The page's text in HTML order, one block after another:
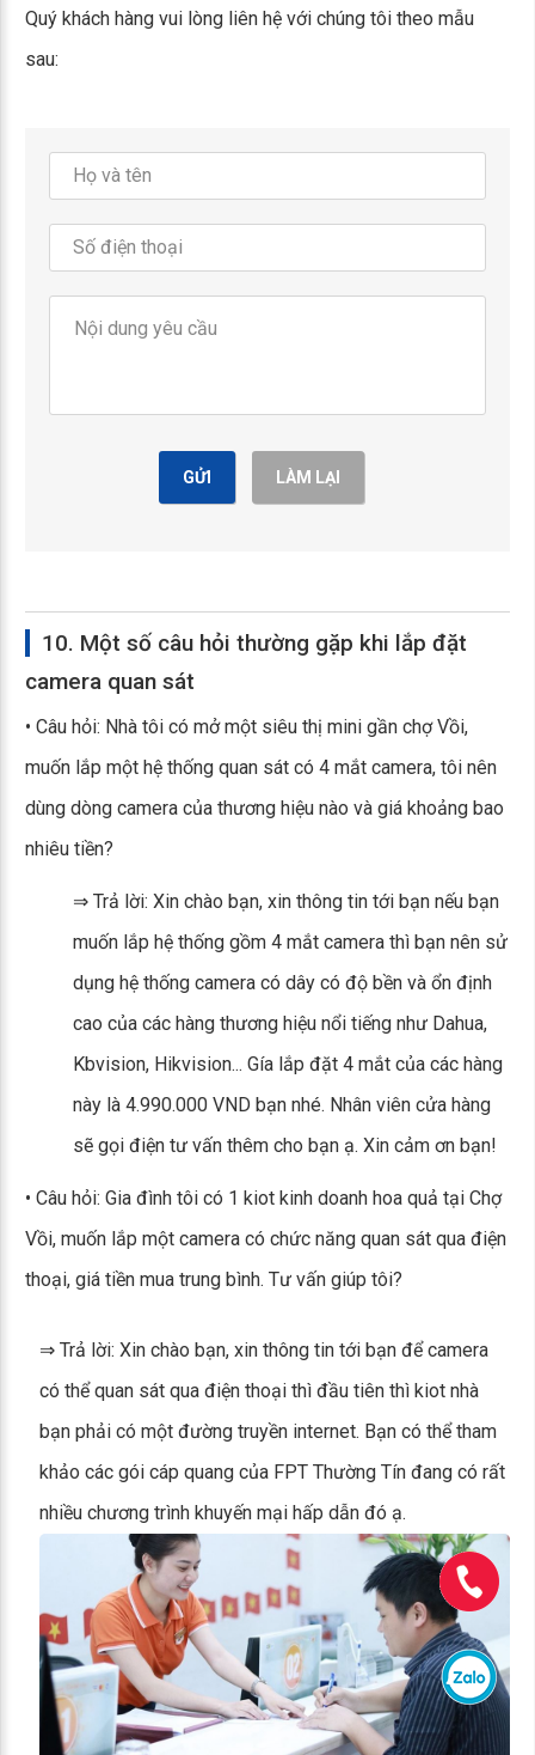
Quý khách hàng vui lòng liên hệ với chúng tôi theo mẫu
sau:
GỬI LÀM LẠI
10. Một số câu hỏi thường gặp khi lắp đặt
camera quan sát
• Câu hỏi: Nhà tôi có mở một siêu thị mini gần chợ Vồi,
muốn lắp một hệ thống quan sát có 4 mắt camera, tôi nên
dùng dòng camera của thương hiệu nào và giá khoảng bao
nhiêu tiền?
⇒ Trả lời: Xin chào bạn, xin thông tin tới bạn nếu bạn
muốn lắp hệ thống gồm 4 mắt camera thì bạn nên sử
dụng hệ thống camera có dây có độ bền và ổn định
cao của các hàng thương hiệu nổi tiếng như Dahua,
Kbvision, Hikvision... Gía lắp đặt 4 mắt của các hàng
này là 4.990.000 VND bạn nhé. Nhân viên cửa hàng
sẽ gọi điện tư vấn thêm cho bạn ạ. Xin cảm ơn bạn!
• Câu hỏi: Gia đình tôi có 1 kiot kinh doanh hoa quả tại Chợ
Vồi, muốn lắp một camera có chức năng quan sát qua điện
thoại, giá tiền mua trung bình. Tư vấn giúp tôi?
⇒ Trả lời: Xin chào bạn, xin thông tin tới bạn để camera
có thể quan sát qua điện thoại thì đầu tiên thì kiot nhà
bạn phải có một đường truyền internet. Bạn có thể tham
khảo các gói cáp quang của FPT Thường Tín đang có rất
nhiều chương trình khuyến mại hấp dẫn đó ạ.